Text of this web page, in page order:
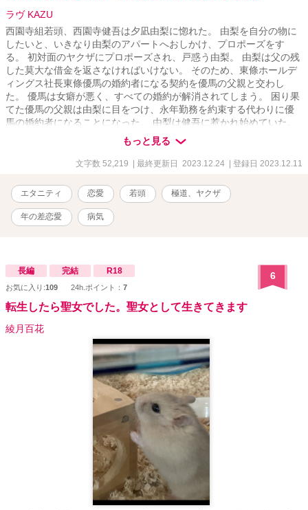
ラヴ KAZU
西園寺組若頭、西園寺健吾は夕凪由梨に惚れた。 由梨を自分の物に
したいと、いきなり由梨のアパートへおしかけ、プロポーズをす
る。 初対面のヤクザにプロポーズされ、戸惑う由梨。 由梨は父の残
した莫大な借金を返さなければいけない。 そのため、東條ホールデ
ィングス社長東條優馬の婚約者になる契約を優馬の父親と交わし
た。 優馬は女癖が悪く、すべての婚約が解消されてしまう。 困り果
てた優馬の父親は由梨に目をつけ、永年勤務を約束する代わりに優
馬の婚約者になることになった。 由梨は健吾に惹かれ始めていた。
でも健吾のプロポーズを受けるわけにはいかない。 由梨はわざと健
吾に嫌われるように、ある提案をした。 「私を欲しいなら、相手に
なります、その代わりお金頂けますか」 由梨は健吾に囲われた。 愛
持ちに気づいた由梨。 三人三様のお互いへの愛。そんな中由梨に病
魔が迫っていた。
もっと見る
文字数 52,219 | 最終更新日 2023.12.24 | 登録日 2023.12.11
エタニティ 恋愛 若頭 極道、ヤクザ
年の差恋愛 病気
長編 完結 R18
お気に入り:109 24h.ポイント： 7
6
転生したら聖女でした。聖女として生きてきます
綾月百花